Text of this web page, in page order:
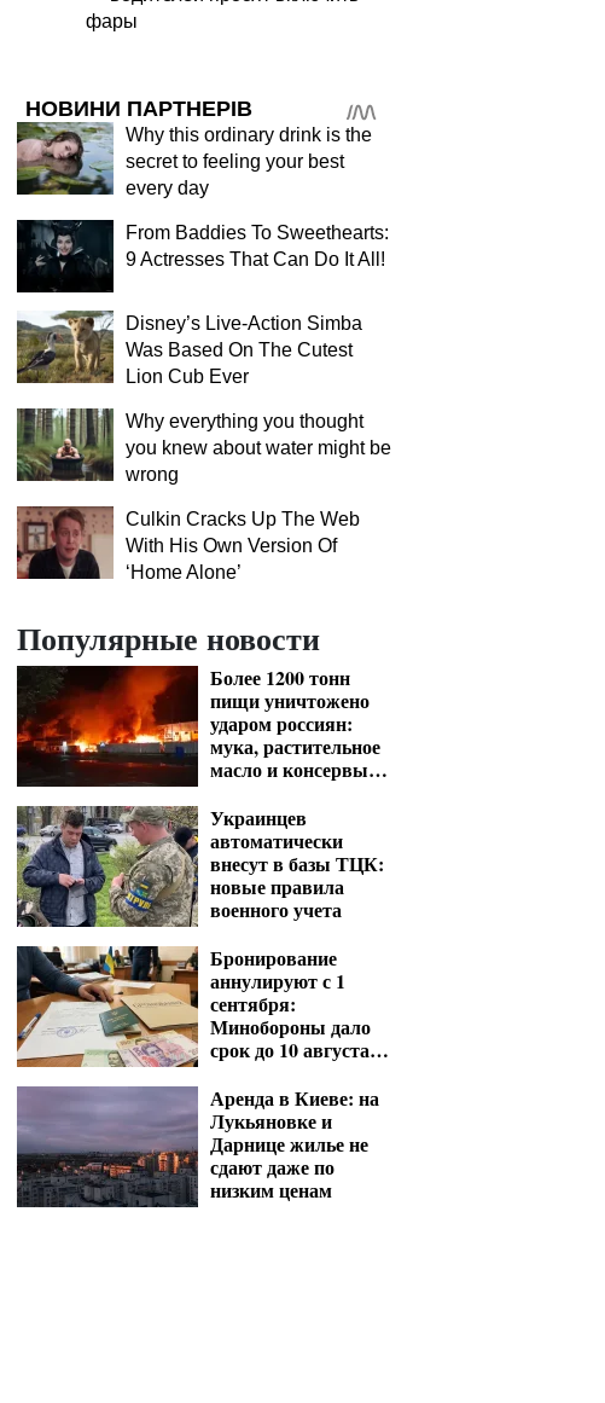
фары
НОВИНИ ПАРТНЕРІВ
Why this ordinary drink is the
secret to feeling your best
every day
From Baddies To Sweethearts:
9 Actresses That Can Do It All!
Disney’s Live-Action Simba
Was Based On The Cutest
Lion Cub Ever
Why everything you thought
you knew about water might be
wrong
Culkin Cracks Up The Web
With His Own Version Of
‘Home Alone’
Популярные новости
Более 1200 тонн
пищи уничтожено
ударом россиян:
мука, растительное
масло и консервы
полок
Украинцев
автоматически
внесут в базы ТЦК:
новые правила
военного учета
Бронирование
аннулируют с 1
сентября:
Минобороны дало
срок до 10 августа
предприятий
Аренда в Киеве: на
Лукьяновке и
Дарнице жилье не
сдают даже по
низким ценам